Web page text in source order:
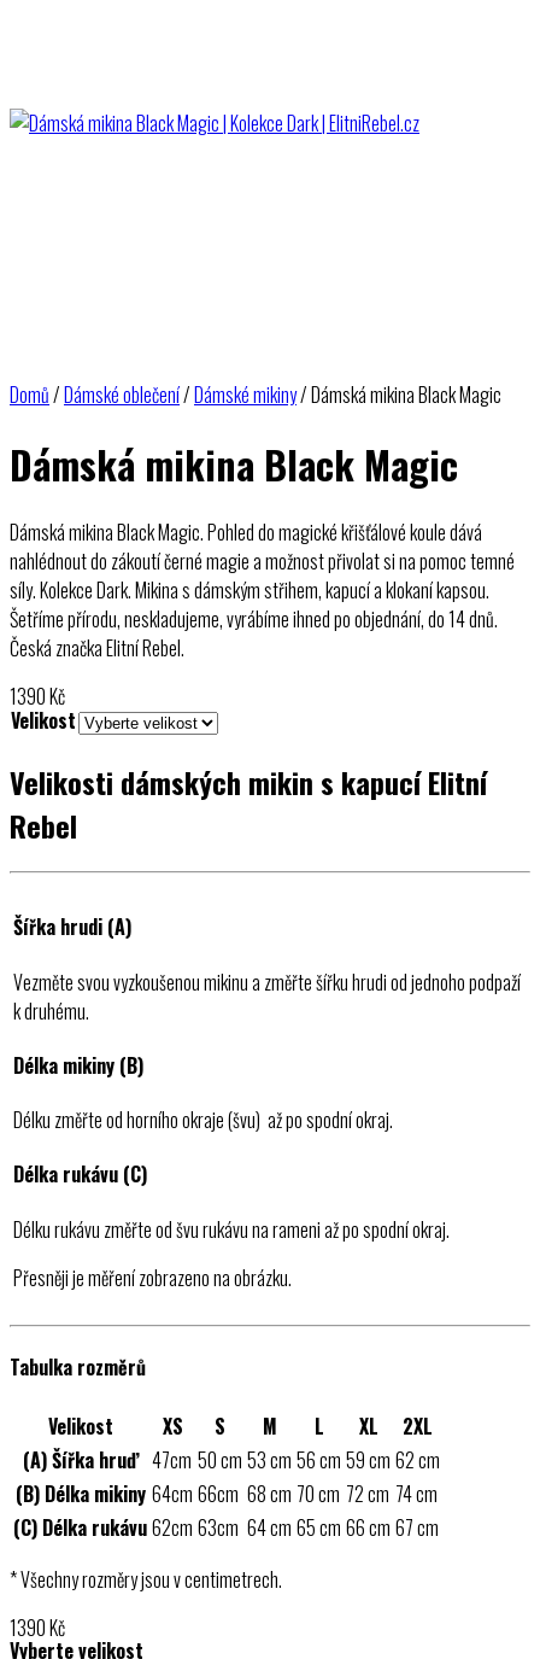
Domů/Dámské oblečení/Dámské mikiny/ Dámská mikina Black Magic
Dámská mikina Black Magic
Dámská mikina Black Magic. Pohled do magické křišťálové koule dává
nahlédnout do zákoutí černé magie a možnost přivolat si na pomoc temné
síly. Kolekce Dark. Mikina s dámským střihem, kapucí a klokaní kapsou.
Šetříme přírodu, neskladujeme, vyrábíme ihned po objednání, do 14 dnů.
Česká značka Elitní Rebel.
1390Kč
Velikost
Velikosti dámských mikin s kapucí Elitní
Rebel
Šířka hrudi (A)
Vezměte svou vyzkoušenou mikinu a změřte šířku hrudi od jednoho podpaží
k druhému.
Délka mikiny (B)
Délku změřte od horního okraje (švu) až po spodní okraj.
Délka rukávu (C)
Délku rukávu změřte od švu rukávu na rameni až po spodní okraj.
Přesněji je měření zobrazeno na obrázku.
Tabulka rozměrů
Velikost XS S M L XL
2XL
(A) Šířka hruď 47cm 50 cm 53 cm 56 cm 59 cm 62 cm
(B) Délka mikiny 64cm 66cm 68 cm 70 cm 72 cm 74 cm
(C) Délka rukávu62cm 63cm 64 cm 65 cm 66 cm 67 cm
* Všechny rozměry jsou v centimetrech.
1390Kč
Vyberte velikost